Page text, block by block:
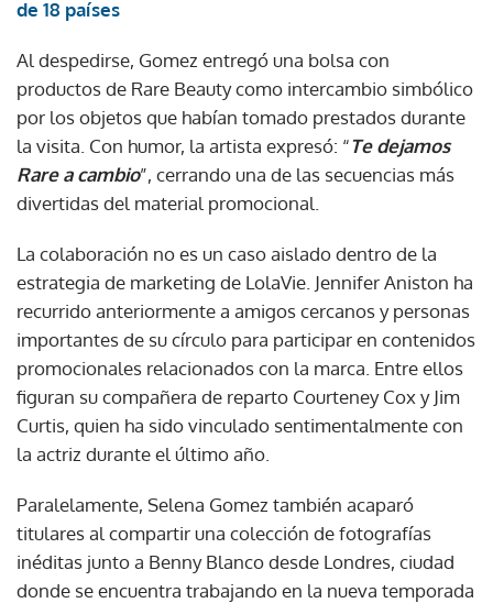
de 18 países
Al despedirse, Gomez entregó una bolsa con
productos de Rare Beauty como intercambio simbólico
por los objetos que habían tomado prestados durante
la visita. Con humor, la artista expresó: “Te dejamos
Rare a cambio”, cerrando una de las secuencias más
divertidas del material promocional.
La colaboración no es un caso aislado dentro de la
estrategia de marketing de LolaVie. Jennifer Aniston ha
recurrido anteriormente a amigos cercanos y personas
importantes de su círculo para participar en contenidos
promocionales relacionados con la marca. Entre ellos
figuran su compañera de reparto Courteney Cox y Jim
Curtis, quien ha sido vinculado sentimentalmente con
la actriz durante el último año.
Paralelamente, Selena Gomez también acaparó
titulares al compartir una colección de fotografías
inéditas junto a Benny Blanco desde Londres, ciudad
donde se encuentra trabajando en la nueva temporada